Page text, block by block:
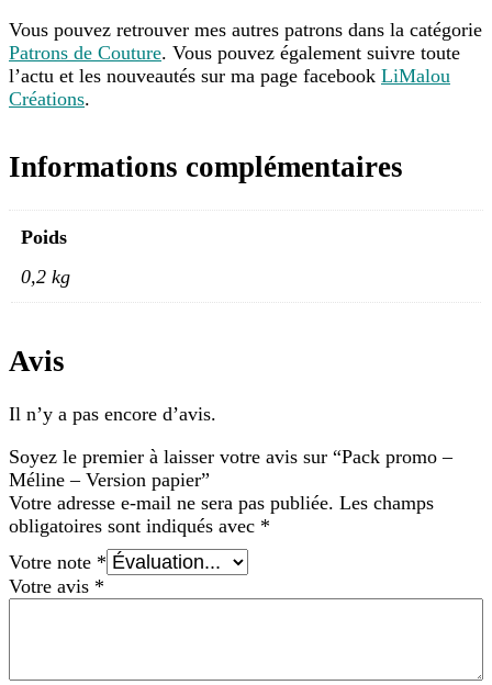
Vous pouvez retrouver mes autres patrons dans la catégorie
Patrons de Couture. Vous pouvez également suivre toute
l’actu et les nouveautés sur ma page facebook LiMalou
Créations.
Informations complémentaires
Poids
0,2 kg
Avis
Il n’y a pas encore d’avis.
Soyez le premier à laisser votre avis sur “Pack promo –
Méline – Version papier”
Votre adresse e-mail ne sera pas publiée. Les champs
obligatoires sont indiqués avec *
Votre note *
Votre avis *